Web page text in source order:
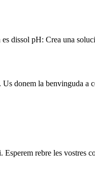
dissol pH: Crea una
donem la benvinguda a
rebre les vostres